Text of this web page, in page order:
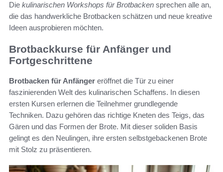
Die kulinarischen Workshops für Brotbacken sprechen alle an,
die das handwerkliche Brotbacken schätzen und neue kreative
Ideen ausprobieren möchten.
Brotbackkurse für Anfänger und
Fortgeschrittene
Brotbacken für Anfänger eröffnet die Tür zu einer
faszinierenden Welt des kulinarischen Schaffens. In diesen
ersten Kursen erlernen die Teilnehmer grundlegende
Techniken. Dazu gehören das richtige Kneten des Teigs, das
Gären und das Formen der Brote. Mit dieser soliden Basis
gelingt es den Neulingen, ihre ersten selbstgebackenen Brote
mit Stolz zu präsentieren.